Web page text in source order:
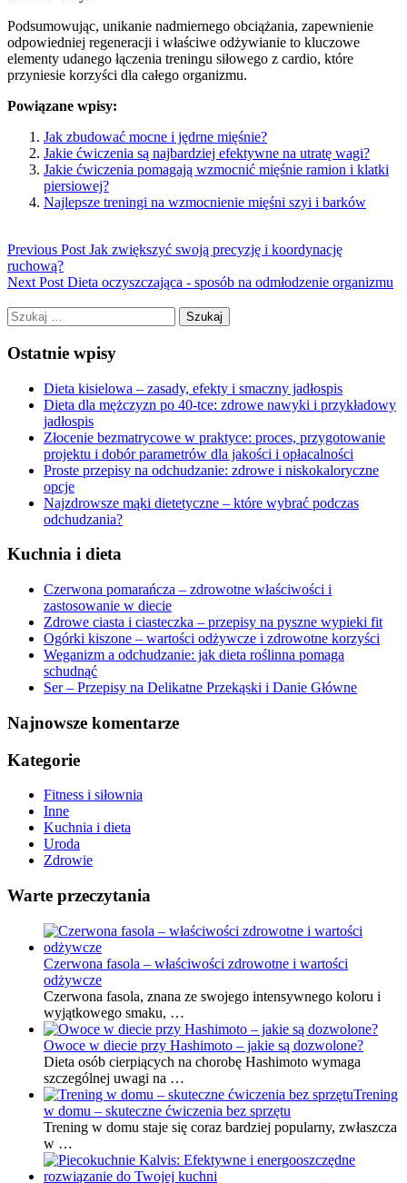
Podsumowując, unikanie nadmiernego obciążania, zapewnienie
odpowiedniej regeneracji i właściwe odżywianie to kluczowe
elementy udanego łączenia treningu siłowego z cardio, które
przyniesie korzyści dla całego organizmu.
Powiązane wpisy:
Jak zbudować mocne i jędrne mięśnie?
Jakie ćwiczenia są najbardziej efektywne na utratę wagi?
Jakie ćwiczenia pomagają wzmocnić mięśnie ramion i klatki
piersiowej?
Najlepsze treningi na wzmocnienie mięśni szyi i barków
Previous Post Jak zwiększyć swoją precyzję i koordynację
ruchową?
Next Post Dieta oczyszczająca - sposób na odmłodzenie organizmu
Szukaj:
Ostatnie wpisy
Dieta kisielowa – zasady, efekty i smaczny jadłospis
Dieta dla mężczyzn po 40-tce: zdrowe nawyki i przykładowy
jadłospis
Złocenie bezmatrycowe w praktyce: proces, przygotowanie
projektu i dobór parametrów dla jakości i opłacalności
Proste przepisy na odchudzanie: zdrowe i niskokaloryczne
opcje
Najzdrowsze mąki dietetyczne – które wybrać podczas
odchudzania?
Kuchnia i dieta
Czerwona pomarańcza – zdrowotne właściwości i
zastosowanie w diecie
Zdrowe ciasta i ciasteczka – przepisy na pyszne wypieki fit
Ogórki kiszone – wartości odżywcze i zdrowotne korzyści
Weganizm a odchudzanie: jak dieta roślinna pomaga
schudnąć
Ser – Przepisy na Delikatne Przekąski i Danie Główne
Najnowsze komentarze
Kategorie
Fitness i siłownia
Inne
Kuchnia i dieta
Uroda
Zdrowie
Warte przeczytania
Czerwona fasola – właściwości zdrowotne i wartości
odżywcze
Czerwona fasola, znana ze swojego intensywnego koloru i
wyjątkowego smaku, …
Owoce w diecie przy Hashimoto – jakie są dozwolone?
Dieta osób cierpiących na chorobę Hashimoto wymaga
szczególnej uwagi na …
Trening
w domu – skuteczne ćwiczenia bez sprzętu
Trening w domu staje się coraz bardziej popularny, zwłaszcza
w …